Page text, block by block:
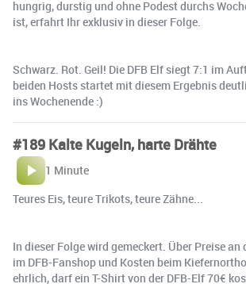
hungrig, durstig und ohne Podest durchs
ist, erfahrt Ihr exklusiv in dieser Folge.
Schwarz. Rot. Geil! Die DFB Elf siegt 7:1 im
beiden Hosts startet mit diesem Ergebnis
ins Wochenende :)
#189 Kalte Kugeln, harte Drähte
1 Minute
Teures Eis, teure Trikots, teure Zähne...
In dieser Folge wird gemeckert. Über Preise an
im DFB-Fanshop und Kosten beim
ehrlich, darf ein T-Shirt von der DFB-Elf 70€